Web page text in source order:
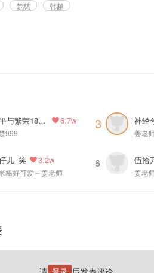
楚慈 韩越
和平与繁荣188CN 6.7w
999
3
儿_笑 3.2w
糍好可爱～姜老师
6
姜老